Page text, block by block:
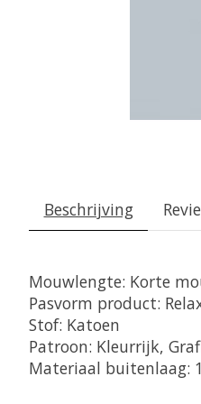
Beschrijving
Mouwlengte: Korte
Pasvorm product:
Stof: Katoen
Patroon: Kleurrijk,
Materiaal buitenlaag: